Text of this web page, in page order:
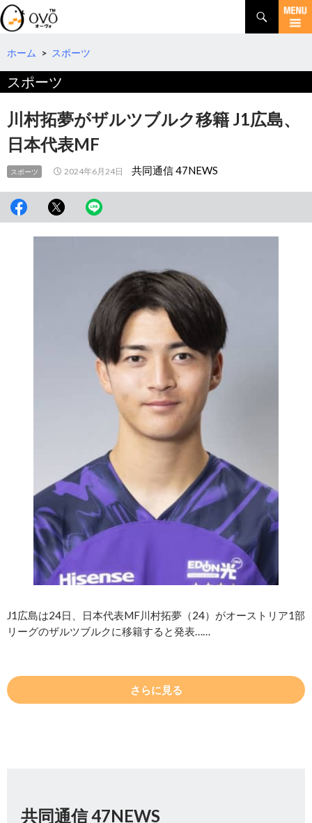
検
索
コ
テ
へ
動
ホーム > スポーツ
スポーツ
川村拓夢がザルツブルク移籍 J1広島、
日本代表MF
スポーツ 2024年6月24日 共同通信 47NEWS
J1広島は24日、日本代表MF川村拓夢（24）がオーストリア1部
リーグのザルツブルクに移籍すると発表……
さらに見る
共同通信 47NEWS